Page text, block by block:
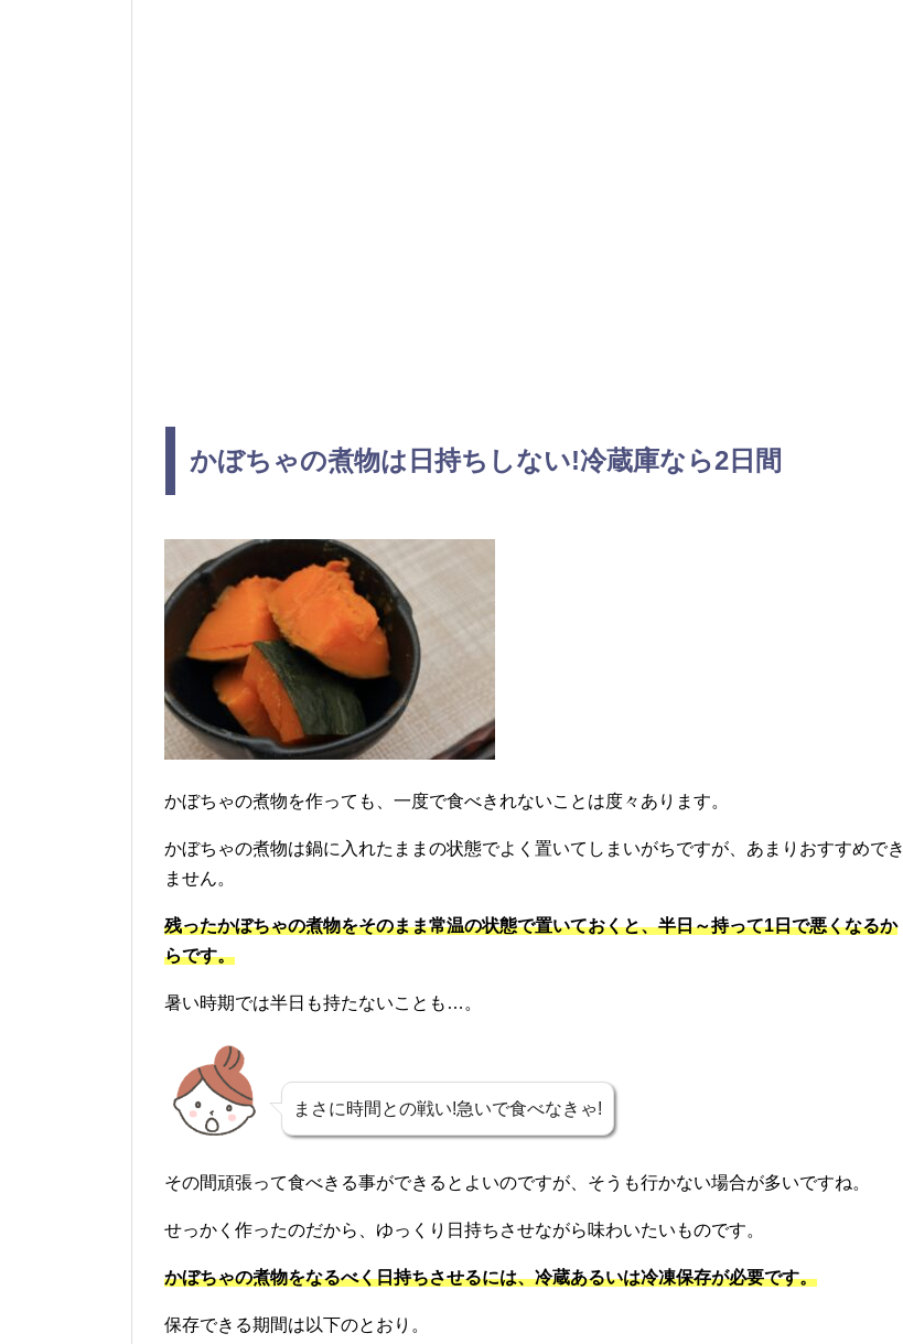
かぼちゃの煮物は日持ちしない!冷蔵庫なら2日間
かぼちゃの煮物を作っても、一度で食べきれないことは度々あります。
かぼちゃの煮物は鍋に入れたままの状態でよく置いてしまいがちですが、あまりおすすめでき
ません。
残ったかぼちゃの煮物をそのまま常温の状態で置いておくと、半日～持って1日で悪くなるか
らです。
暑い時期では半日も持たないことも…。
まさに時間との戦い!急いで食べなきゃ!
その間頑張って食べきる事ができるとよいのですが、そうも行かない場合が多いですね。
せっかく作ったのだから、ゆっくり日持ちさせながら味わいたいものです。
かぼちゃの煮物をなるべく日持ちさせるには、冷蔵あるいは冷凍保存が必要です。
保存できる期間は以下のとおり。